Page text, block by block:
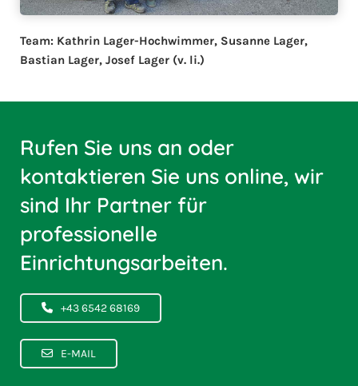
Team: Kathrin Lager-Hochwimmer, Susanne Lager,
Bastian Lager, Josef Lager (v. li.)
Rufen Sie uns an oder
kontaktieren Sie uns online, wir
sind Ihr Partner für
professionelle
Einrichtungsarbeiten.
+43 6542 68169
E-MAIL